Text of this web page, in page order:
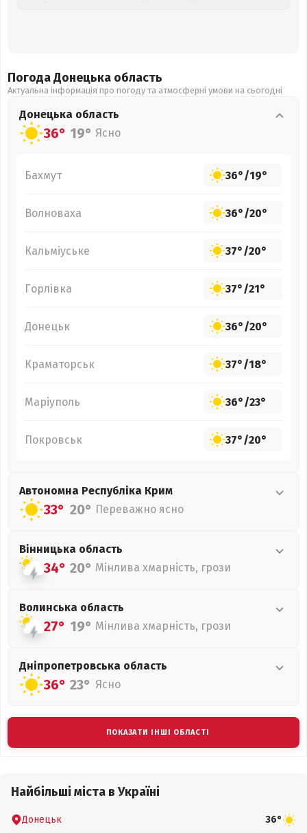
Погода Донецька область
Актуальна інформація про погоду та атмосферні умови на сьогодні
Донецька область
36° 19° Ясно
Бахмут 36°/19°
Волноваха 36°/20°
Кальміуське 37°/20°
Горлівка 37°/21°
Донецьк 36°/20°
Краматорськ 37°/18°
Маріуполь 36°/23°
Покровськ 37°/20°
Автономна Республіка Крим
33° 20° Переважно ясно
Вінницька область
34° 20° Мінлива хмарність, грози
Волинська область
27° 19° Мінлива хмарність, грози
Дніпропетровська область
36° 23° Ясно
ПОКАЗАТИ ІНШІ ОБЛАСТІ
Найбільші міста в Україні
Донецьк 36°